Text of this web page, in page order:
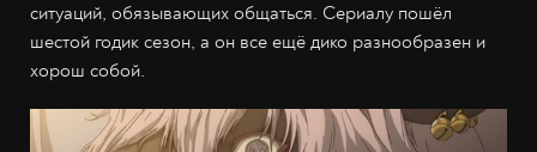
ситуаций, обязывающих общаться. Сериалу пошёл
шестой годик сезон, а он все ещё дико разнообразен и
хорош собой.